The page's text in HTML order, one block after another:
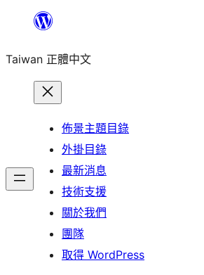
主
Taiwan 正體中文
佈景主題目錄
外掛目錄
最新消息
技術支援
關於我們
團隊
取得 WordPress